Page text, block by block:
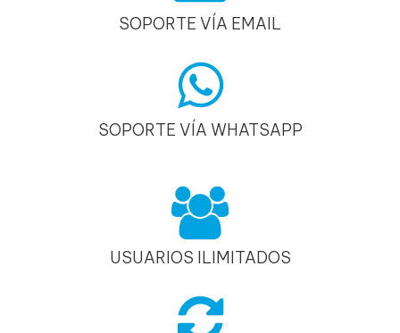
SOPORTE VÍA EMAIL
SOPORTE VÍA WHATSAPP
USUARIOS ILIMITADOS